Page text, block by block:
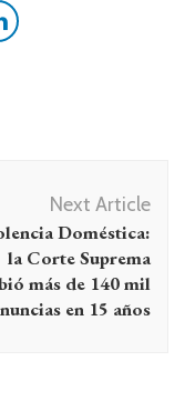
Next Article
Doméstica:
la Corte Suprema
más de 140 mil
en 15 años